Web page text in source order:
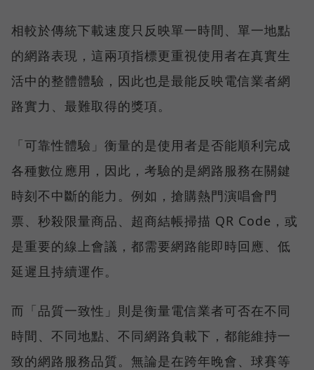
相較於傳統下載速度只反映單一時間、單一地點
的網路表現，這兩項指標更重視使用者在真實生
活中的整體體驗，因此也是最能反映電信業者網
路實力、最難取得的獎項。
「可靠性體驗」衡量的是使用者是否能順利完成
各種數位應用，因此，考驗的是網路服務在關鍵
時刻不中斷的能力。例如，搶購熱門演唱會門
票、秒殺限量商品、超商結帳掃描 QR Code，或
是重要的線上會議，都需要網路能即時回應、低
延遲且持續運作。
而「品質一致性」則是衡量電信業者可否在不同
時間、不同地點、不同網路負載下，都能維持一
致的網路服務品質。無論是在跨年晚會、球賽等